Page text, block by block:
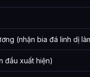
(nhận bia đá linh dị
đầu xuất hiện)